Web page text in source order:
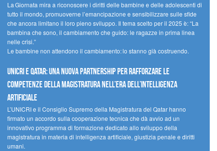
La Giornata mira a riconoscere i diritti delle bambine e delle adolescenti di
tutto il mondo, promuoverne l’emancipazione e sensibilizzare sulle sfide
che ancora limitano il loro pieno sviluppo. Il tema scelto per il 2025 è: “La
bambina che sono, il cambiamento che guido: le ragazze in prima linea
nelle crisi.”
Le bambine non attendono il cambiamento: lo stanno già costruendo.
UNICRI e Qatar: una nuova partnership per rafforzare le
competenze della magistratura nell’era dell’intelligenza
artificiale
L’UNICRI e il Consiglio Supremo della Magistratura del Qatar hanno
firmato un accordo sulla cooperazione tecnica che dà avvio ad un
innovativo programma di formazione dedicato allo sviluppo della
magistratura in materia di intelligenza artificiale, giustizia penale e diritti
umani.